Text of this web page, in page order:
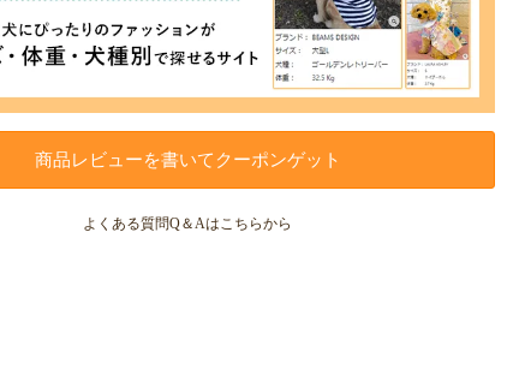
商品レビューを書いてクーポンゲット
よくある質問Q＆Aはこちらから